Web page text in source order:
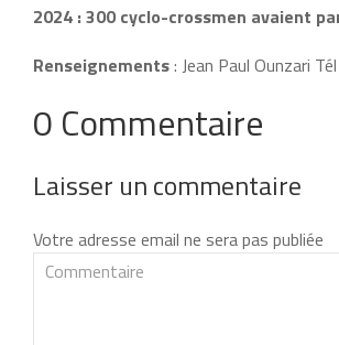
2024 : 300 cyclo-crossmen avaient
Renseignements: Jean Paul Ounzari
0 Commentaire
Laisser un commentaire
Votre adresse email ne sera pas publiée